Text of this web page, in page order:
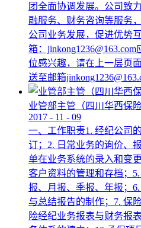
团全面协调发展。公司致
融服务、财务咨询等服务
公司业务发展，促进优势
箱：
位感兴趣，请在上一层页
送至邮箱
业管部主管（四川华西保
2017 - 11 - 09
一、工作职责1. 经纪公司
订；2. 日常业务的询价、
单在业务系统的录入和变
客户资料的管理和存档；
报、月报、季报、年报；
与总结报告的制作；7. 保
险经纪业务报表与财务报